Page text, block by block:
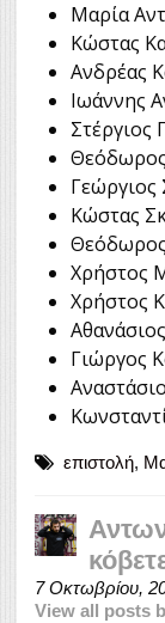
Μαρία
Κώστας
Ανδρέας
Ιωάννης
Στέργιος
Γεώργιος
Κώστας
Χρήστος
Χρήστος
Γιώργος
επιστολή,
7 Οκτωβρίου,
View all posts